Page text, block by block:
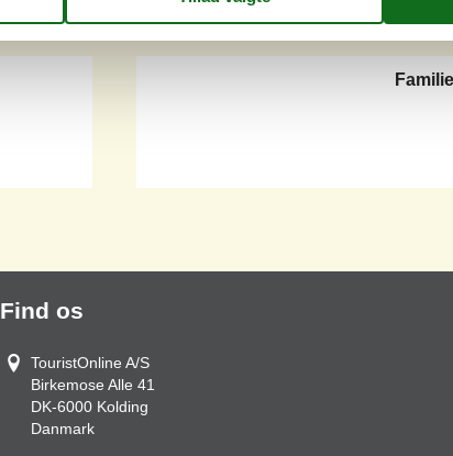
Find os
TouristOnline A/S
Birkemose Alle 41
DK-6000 Kolding
Danmark